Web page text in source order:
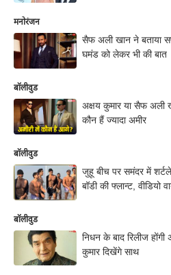
मनोरंजन
सैफ अली खान ने बताया
घमंड को लेकर भी की बात
बॉलीवुड
अक्षय कुमार या सैफ अली
कौन हैं ज्यादा अमीर
बॉलीवुड
जुहू बीच पर समंदर में
बॉडी की फ्लान्ट, वीडियो
बॉलीवुड
निधन के बाद रिलीज
कुमार दिखेंगे साथ